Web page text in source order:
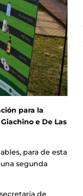
para la
e De Las
para de esta
segunda
de